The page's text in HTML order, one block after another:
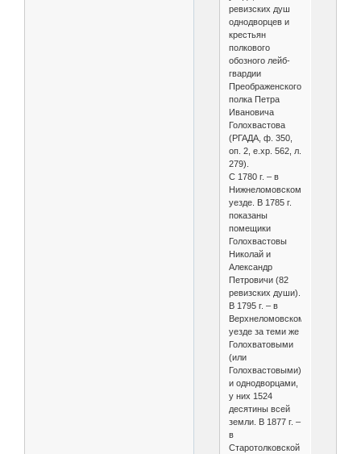
ревизских душ
однодворцев и
крестьян
полкового
обозного лейб-
гвардии
Преображенского
полка Петра
Ивановича
Голохвастова
(РГАДА, ф. 350,
оп. 2, е.хр. 562, л.
279).
С 1780 г. – в
Нижнеломовском
уезде. В 1785 г.
показаны
помещики
Голохвастовы
Николай и
Александр
Петровичи (82
ревизских души).
В 1795 г. – в
Верхнеломовском
уезде за теми же
Голохватовыми
(или
Голохвастовыми)
и однодворцами,
у них 1524
десятины всей
земли. В 1877 г. –
в
Старотолковской